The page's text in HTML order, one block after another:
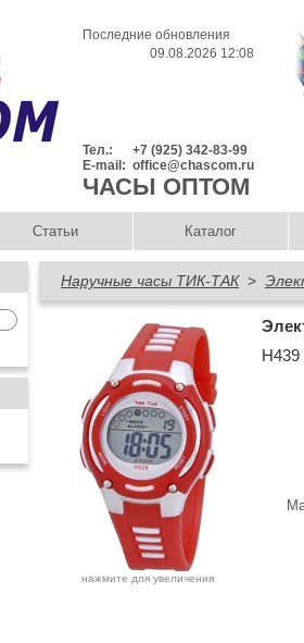
Последние обновления
09.08.2026 12:08
Тел.:
+7 (925) 342-83-99
E-mail: office@chascom.ru
ЧАСЫ ОПТОМ
Статьи Каталог
Наручные часы ТИК-ТАК>
нажмите для увеличения
Н439